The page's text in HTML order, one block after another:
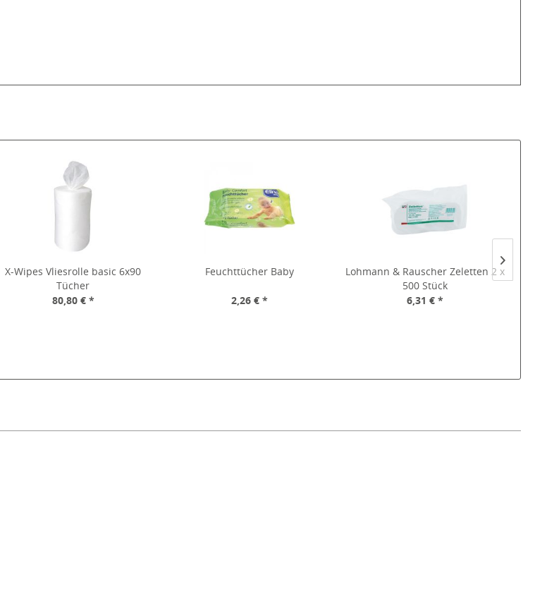
X-Wipes Vliesrolle basic 6x90
Tücher
80,80 € *
Feuchttücher Baby
2,26 € *
Lohmann & Rauscher Zeletten 2 x
500 Stück
6,31 € *